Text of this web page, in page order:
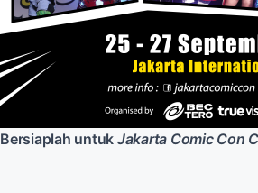
Bersiaplah untuk Jakarta Comic Con